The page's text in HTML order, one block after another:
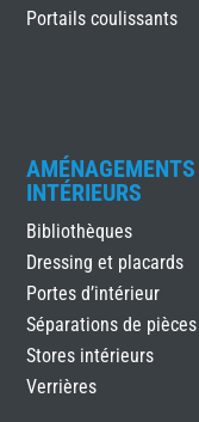
Portails coulissants
AMÉNAGEMENTS
INTÉRIEURS
Bibliothèques
Dressing et placards
Portes d’intérieur
Séparations de pièces
Stores intérieurs
Verrières